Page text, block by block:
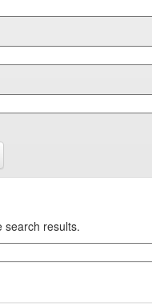
search results.